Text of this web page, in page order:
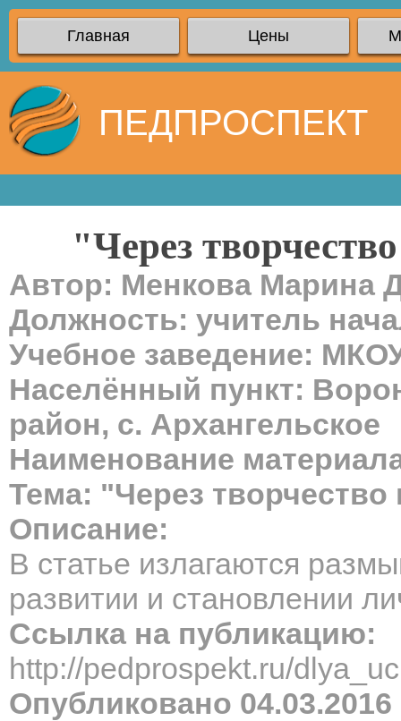
Главная Цены
ПЕДПРОСПЕКТ
"Через
Автор: Менкова Марина
Должность: учитель
Учебное заведение:
Населённый пункт:
район, с. Архангельское
Наименование
Тема: "Через
Описание:
В статье излагаются
развитии и становлении
Ссылка на публикацию:
http://pedprospekt.ru/
Опубликовано 04.03.2016